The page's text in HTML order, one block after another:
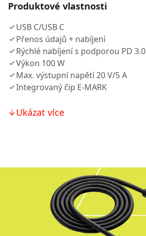
Produktové vlastnosti
USB C/USB C
Přenos údajů + nabíjení
Rýchlé nabíjení s podporou PD 3.0
Výkon 100 W
Max. výstupní napětí 20 V/5 A
Integrovaný čip E-MARK
Ukázat více